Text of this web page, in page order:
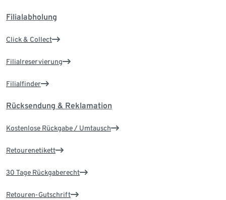
Filialabholung
Click & Collect
Filialreservierung
Filialfinder
Rücksendung & Reklamation
Kostenlose Rückgabe / Umtausch
Retourenetikett
30 Tage Rückgaberecht
Retouren-Gutschrift